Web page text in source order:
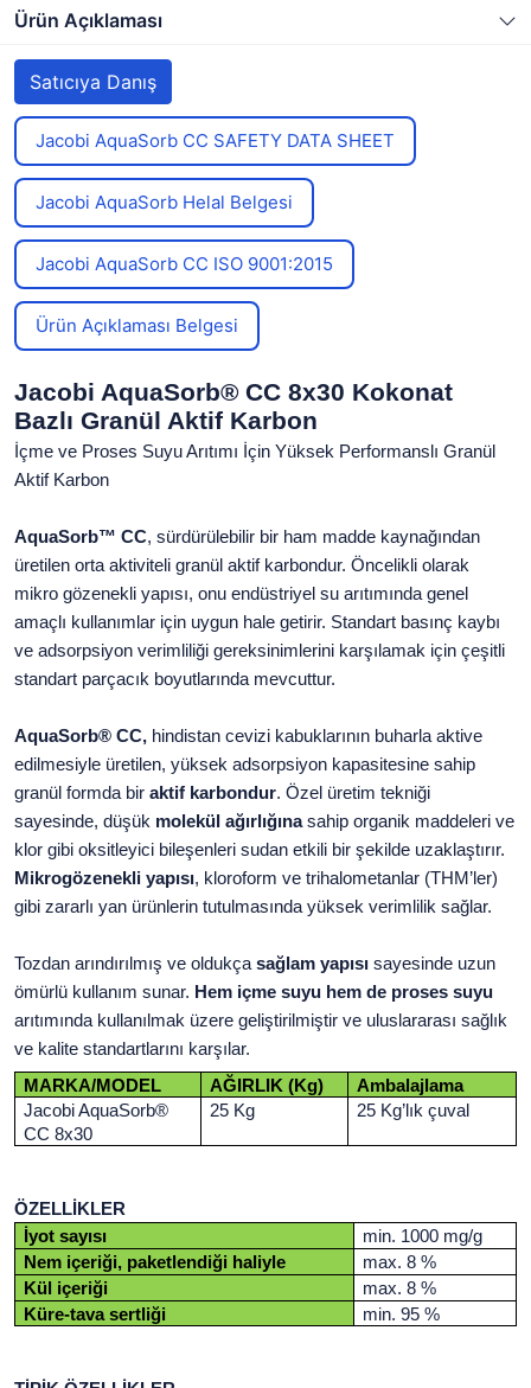
Ürün Açıklaması
Satıcıya Danış
Jacobi AquaSorb CC SAFETY DATA SHEET
Jacobi AquaSorb Helal Belgesi
Jacobi AquaSorb CC ISO 9001:2015
Ürün Açıklaması Belgesi
Jacobi AquaSorb® CC 8x30 Kokonat
Bazlı Granül Aktif Karbon
İçme ve Proses Suyu Arıtımı İçin Yüksek Performanslı Granül
Aktif Karbon
AquaSorb™ CC, sürdürülebilir bir ham madde kaynağından
üretilen orta aktiviteli granül aktif karbondur. Öncelikli olarak
mikro gözenekli yapısı, onu endüstriyel su arıtımında genel
amaçlı kullanımlar için uygun hale getirir. Standart basınç kaybı
ve adsorpsiyon verimliliği gereksinimlerini karşılamak için çeşitli
standart parçacık boyutlarında mevcuttur.
AquaSorb® CC, hindistan cevizi kabuklarının buharla aktive
edilmesiyle üretilen, yüksek adsorpsiyon kapasitesine sahip
granül formda bir aktif karbondur. Özel üretim tekniği
sayesinde, düşük molekül ağırlığınasahip organik maddeleri ve
klor gibi oksitleyici bileşenleri sudan etkili bir şekilde uzaklaştırır.
Mikrogözenekli yapısı, kloroform ve trihalometanlar (THM’ler)
gibi zararlı yan ürünlerin tutulmasında yüksek verimlilik sağlar.
Tozdan arındırılmış ve oldukça sağlam yapısı sayesinde uzun
ömürlü kullanım sunar. Hem içme suyu hem de proses suyu
arıtımında kullanılmak üzere geliştirilmiştir ve uluslararası sağlık
ve kalite standartlarını karşılar.
MARKA/MODEL
AĞIRLIK (Kg)
Ambalajlama
Jacobi AquaSorb®
CC 8x30
25 Kg 25 Kg’lık çuval
ÖZELLİKLER
İyot sayısı
min. 1000 mg/g
Nem içeriği, paketlendiği haliyle
max. 8 %
Kül içeriği
max. 8 %
Küre-tava sertliği
min. 95 %